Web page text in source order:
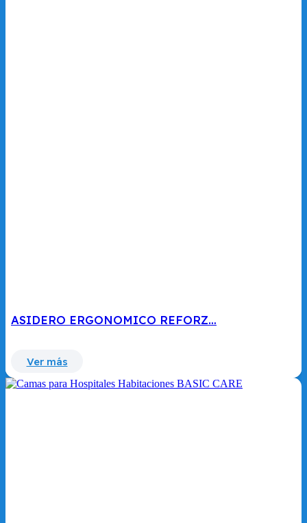
ASIDERO ERGONOMICO REFORZ…
Ver más